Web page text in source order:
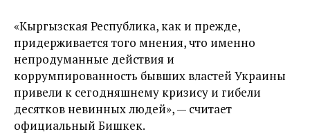
«Кыргызская Республика, как и прежде,
придерживается того мнения, что именно
непродуманные действия и
коррумпированность бывших властей Украины
привели к сегодняшнему кризису и гибели
десятков невинных людей», — считает
официальный Бишкек.